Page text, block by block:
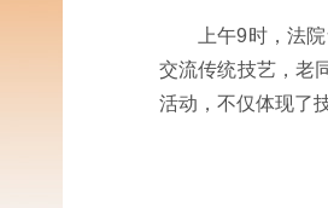
上午9时，法
交流传统技艺，老
活动，不仅体现了